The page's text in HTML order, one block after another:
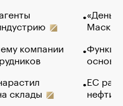
компании
склады
Маск в
основ
ЕС
нефти